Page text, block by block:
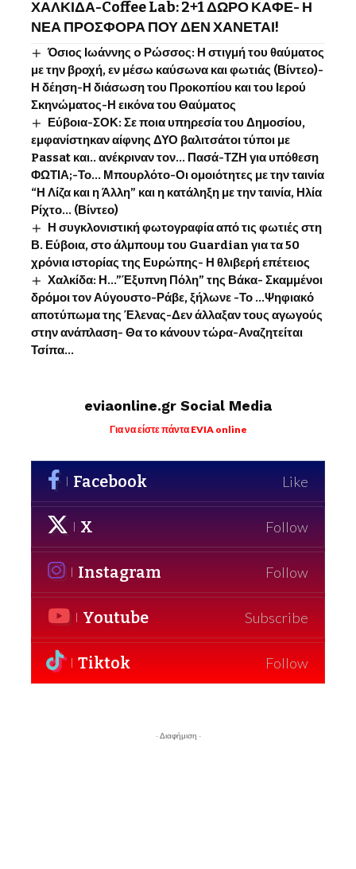
ΧΑΛΚΙΔΑ-Coffee Lab: 2+1 ΔΩΡΟ ΚΑΦΕ- Η
ΝΕΑ ΠΡΟΣΦΟΡΑ ΠΟΥ ΔΕΝ ΧΑΝΕΤΑΙ!
Όσιος Ιωάννης o Ρώσσος: Η στιγμή του θαύματος
με την βροχή, εν μέσω καύσωνα και φωτιάς (Βίντεο)-
Η δέηση-Η διάσωση του Προκοπίου και του Ιερού
Σκηνώματος-Η εικόνα του Θαύματος
Εύβοια-ΣΟΚ: Σε ποια υπηρεσία του Δημοσίου,
εμφανίστηκαν αίφνης ΔΥΟ βαλιτσάτοι τύποι με
Passat και.. ανέκριναν τον… Πασά-ΤΖΗ για υπόθεση
ΦΩΤΙΑ;-Το… Μπουρλότο-Οι ομοιότητες με την ταινία
“Η Λίζα και η Άλλη” και η κατάληξη με την ταινία, Ηλία
Ρίχτο… (Βίντεο)
Η συγκλονιστική φωτογραφία από τις φωτιές στη
Β. Εύβοια, στο άλμπουμ του Guardian για τα 50
χρόνια ιστορίας της Ευρώπης- Η θλιβερή επέτειος
Χαλκίδα: Η…”Έξυπνη Πόλη” της Βάκα- Σκαμμένοι
δρόμοι τον Αύγουστο-Ράβε, ξήλωνε -Το …Ψηφιακό
αποτύπωμα της Έλενας-Δεν άλλαξαν τους αγωγούς
στην ανάπλαση- Θα το κάνουν τώρα-Αναζητείται
Τσίπα…
eviaonline.gr Social Media
Για να είστε πάντα EVIA online
Facebook Like
X Follow
Instagram Follow
Youtube Subscribe
Tiktok Follow
- Διαφήμιση -